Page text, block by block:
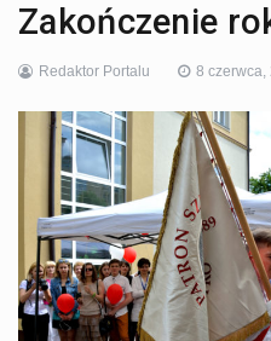
Zakończenie
Redaktor Portalu 8 czerwca,